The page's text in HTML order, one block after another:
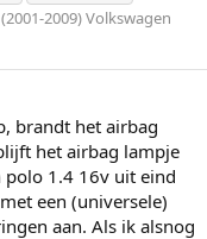
(2001-2009) Volkswagen
brandt het airbag
het airbag lampje
polo 1.4 16v uit eind
een (universele)
aan. Als ik alsnog